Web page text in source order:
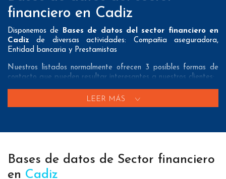
financiero en Cadiz
Disponemos de Bases de datos del sector financiero en
Cadiz de diversas actividades: Compañia aseguradora,
Entidad bancaria y Prestamistas
Nuestros listados normalmente ofrecen 3 posibles formas de
contacto que pueden resultar interesantes a nuestros clientes:
direcciones postales nuestros/as Bases de datos
máxima eficacia.
sector financiero en Cadiz aportan tanto teléfonos fijos como
teléfonos móviles con el fin de que nuestros clientes puedan
LEER MÁS
Bases de datos de Sector financiero
en Cadiz